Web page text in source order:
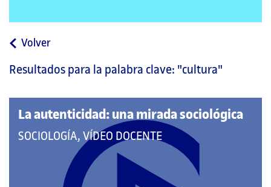
Volvera
página
Resultados para la palabra clave: "cultura"
La autenticidad: una mirada sociológica
QUE
PERTENECE
SOCIOLOGÍA, VÍDEO DOCENTE